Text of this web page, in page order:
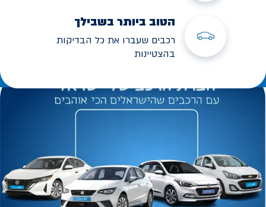
הטוב ביותר בשבילך
רכבים שעברו את כל הבדיקות
בהצטיינות